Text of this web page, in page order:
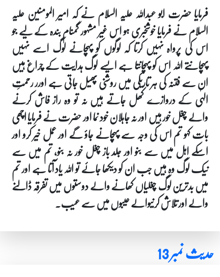
فرمایا حضرت ابو عبداللہ علیہ السلام نے کہ امیر المومنین علیہ
السلام نے فرمایا خوشخبری ہو اس غیر مشہور گمنام بندہ کے لیے جو
اس کی پرواہ نہیں کرتا کہ لوگوں کو پہچانے لوگ اسے نہیں
پہچانتے اللہ اس کو پہچانتا ہے ایسے لوگ ہدایت کے چراغ ہیں
ان سے فتنہ کی ہر تاریکی میں روشنی پھیل جاتی ہے اورر رحمتِ
الہٰی کے دروازے کھل جاتے ہیں نہ تو وہ راز فاش کرنے
والے چغل خور ہیں اور نہ جاہلان خود نما اور حضرت نے فرمایا اچھی
بات کہو تم اس کی وجہ سے پہچانے جاؤ گے اور عمل خیر کرو اور
اسکے اہل میں سے بنو اور جلد باز چغل خور نہ بنو، تم میں سے
نیک لوگ وہ ہیں جب ان کو دیکھا جائے تو اللہ یاد آتا ہے اور تم
میں بدترین لوگ چغلیاں کھانے والے دوستوں میں تفرقہ ڈالنے
والے اور تلاش کرنیوالے عیبوں میں سے عیب۔
حدیث نمبر 13